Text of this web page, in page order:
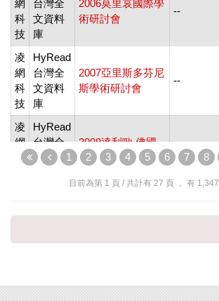
網
科
技
台灣全
文資料
庫
2006莫里哀國際學
術研討會
--
凌
網
科
技
HyRead
台灣全
文資料
庫
2007亞里斯多芬尼
斯學術研討會
--
凌
網
科
HyRead
台灣全
文資料
2008達利歐‧佛國
際學術研討會
--
技
庫
--
科
文資料
納西威廉斯國際學
--
1 2 3 4 5 6 7 8
目前為第 1 頁 / 共計有 27 頁 ， 有 1,347